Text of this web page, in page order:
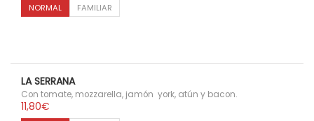
NORMAL FAMILIAR
LA SERRANA
Con tomate, mozzarella, jamón york, atún y bacon.
11,80€